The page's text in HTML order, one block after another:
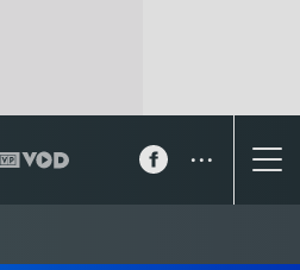
...